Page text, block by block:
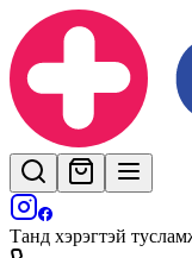
Танд хэрэгтэй